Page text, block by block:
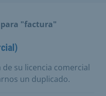
"factura"
su licencia comercial
un duplicado.